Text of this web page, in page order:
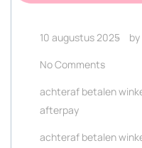
10 augustus 2025 by
No Comments
achteraf betalen
afterpay
achteraf betalen